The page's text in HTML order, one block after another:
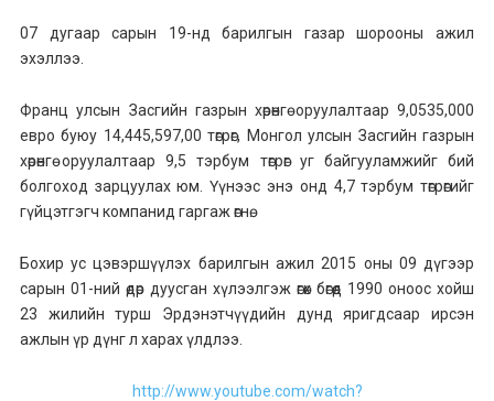
07 дугаар сарын 19-нд барилгын газар шорооны ажил
эхэллээ.
Франц улсын Засгийн газрын хөрөнгө оруулалтаар 9,0535,000
евро буюу 14,445,597,00 төгрөг, Монгол улсын Засгийн газрын
хөрөнгө оруулалтаар 9,5 тэрбум төгрөг уг байгууламжийг бий
болгоход зарцуулах юм. Үүнээс энэ онд 4,7 тэрбум төгрөгийг
гүйцэтгэгч компанид гаргаж өгнө.
Бохир ус цэвэршүүлэх барилгын ажил 2015 оны 09 дүгээр
сарын 01-ний өдөр дуусган хүлээлгэж өгөх бөгөөд 1990 оноос хойш
23 жилийн турш Эрдэнэтчүүдийн дунд яригдсаар ирсэн
ажлын үр дүнг л харах үлдлээ.
http://www.youtube.com/watch?